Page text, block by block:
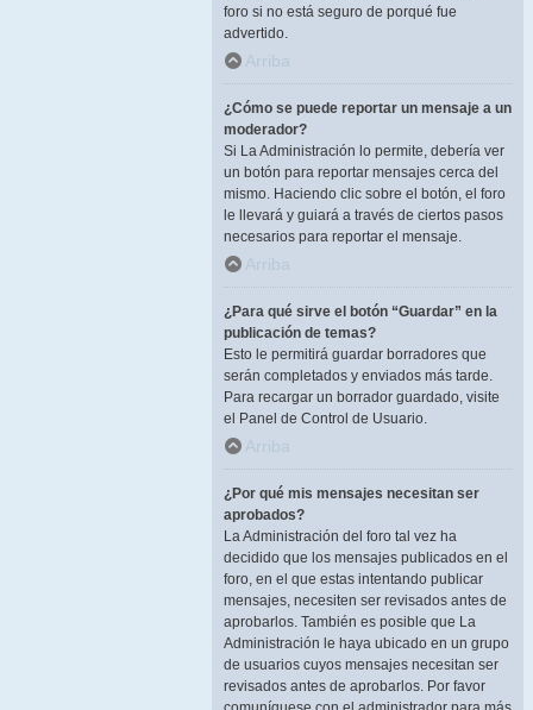
foro si no está seguro de porqué fue
advertido.
Arriba
¿Cómo se puede reportar un mensaje a un
moderador?
Si La Administración lo permite, debería ver
un botón para reportar mensajes cerca del
mismo. Haciendo clic sobre el botón, el foro
le llevará y guiará a través de ciertos pasos
necesarios para reportar el mensaje.
Arriba
¿Para qué sirve el botón “Guardar” en la
publicación de temas?
Esto le permitirá guardar borradores que
serán completados y enviados más tarde.
Para recargar un borrador guardado, visite
el Panel de Control de Usuario.
Arriba
¿Por qué mis mensajes necesitan ser
aprobados?
La Administración del foro tal vez ha
decidido que los mensajes publicados en el
foro, en el que estas intentando publicar
mensajes, necesiten ser revisados antes de
aprobarlos. También es posible que La
Administración le haya ubicado en un grupo
de usuarios cuyos mensajes necesitan ser
revisados antes de aprobarlos. Por favor